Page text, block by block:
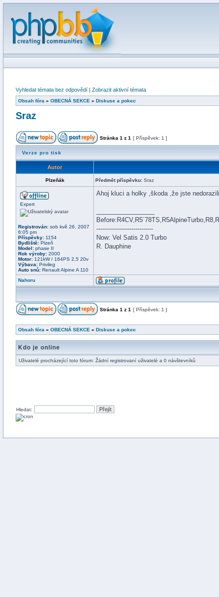
Vyhledat témata bez odpovědí | Zobrazit aktivní témata
Obsah fóra » OBECNÁ SEKCE » Diskuse a pokec
Sraz
Stránka 1 z 1 [ Příspěvek: 1 ]
Verze pro tisk
Autor
Plzeňák Předmět příspěvku: Sraz
Expert
Registrován: sob kvě 26, 2007
6:05 pm
Příspěvky: 1154
Bydliště: Plzeň
Model: phase II
Rok výroby: 2000
Motor: 121kW / 164PS 2,5 20v
Výbava: Privileg
Auto snů: Renault Alpine A 110
Ahoj kluci a holky ,škoda ,že jste
-----------------------------
Now: Vel Satis 2.0 Turbo
R. Dauphine
Nahoru
Stránka 1 z 1 [ Příspěvek: 1 ]
Obsah fóra » OBECNÁ SEKCE » Diskuse a pokec
Kdo je online
Uživatelé procházející toto fórum: Žádní registrovaní uživatelé a 0 návštevníků
Hledat: